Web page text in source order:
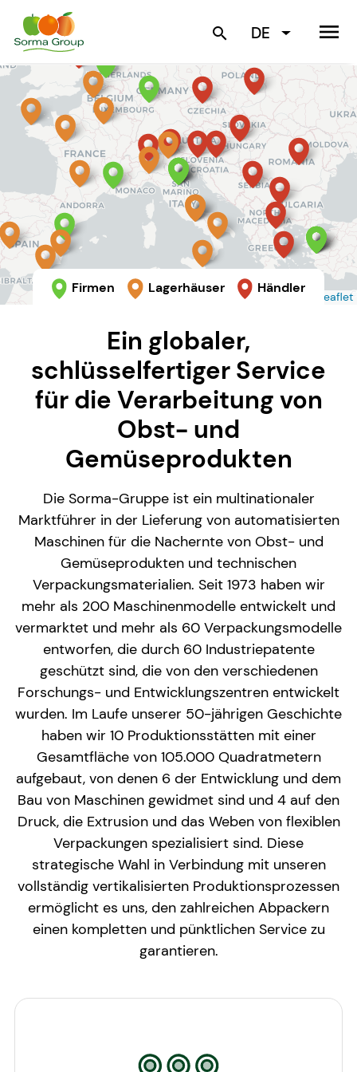
search DE menu
Leaflet
Firmen Lagerhäuser Händler
Ein globaler,
schlüsselfertiger Service
für die Verarbeitung von
Obst- und
Gemüseprodukten
Die Sorma-Gruppe ist ein multinationaler
Marktführer in der Lieferung von automatisierten
Maschinen für die Nachernte von Obst- und
Gemüseprodukten und technischen
Verpackungsmaterialien. Seit 1973 haben wir
mehr als 200 Maschinenmodelle entwickelt und
vermarktet und mehr als 60 Verpackungsmodelle
entworfen, die durch 60 Industriepatente
geschützt sind, die von den verschiedenen
Forschungs- und Entwicklungszentren entwickelt
wurden. Im Laufe unserer 50-jährigen Geschichte
haben wir 10 Produktionsstätten mit einer
Gesamtfläche von 105.000 Quadratmetern
aufgebaut, von denen 6 der Entwicklung und dem
Bau von Maschinen gewidmet sind und 4 auf den
Druck, die Extrusion und das Weben von flexiblen
Verpackungen spezialisiert sind. Diese
strategische Wahl in Verbindung mit unseren
vollständig vertikalisierten Produktionsprozessen
ermöglicht es uns, den zahlreichen Abpackern
einen kompletten und pünktlichen Service zu
garantieren.